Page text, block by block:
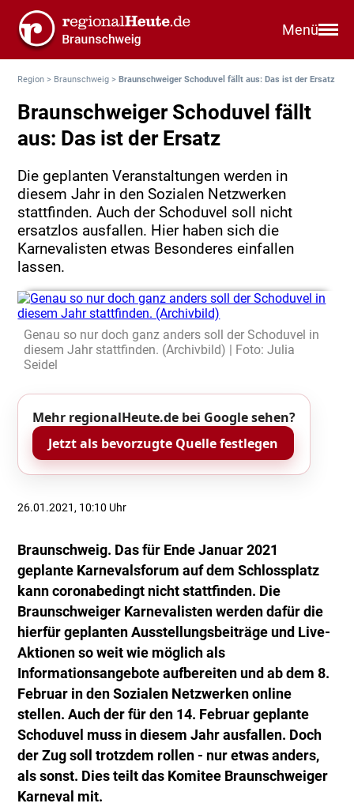
Menü
Region > Braunschweig >Braunschweiger Schoduvel fällt aus: Das ist der Ersatz
Braunschweiger Schoduvel fällt
aus: Das ist der Ersatz
Die geplanten Veranstaltungen werden in
diesem Jahr in den Sozialen Netzwerken
stattfinden. Auch der Schoduvel soll nicht
ersatzlos ausfallen. Hier haben sich die
Karnevalisten etwas Besonderes einfallen
lassen.
Genau so nur doch ganz anders soll der Schoduvel in
diesem Jahr stattfinden. (Archivbild) | Foto: Julia
Seidel
Mehr regionalHeute.de bei Google sehen?
Jetzt als bevorzugte Quelle festlegen
26.01.2021, 10:10 Uhr
Braunschweig. Das für Ende Januar 2021
geplante Karnevalsforum auf dem Schlossplatz
kann coronabedingt nicht stattfinden. Die
Braunschweiger Karnevalisten werden dafür die
hierfür geplanten Ausstellungsbeiträge und Live-
Aktionen so weit wie möglich als
Informationsangebote aufbereiten und ab dem 8.
Februar in den Sozialen Netzwerken online
stellen. Auch der für den 14. Februar geplante
Schoduvel muss in diesem Jahr ausfallen. Doch
der Zug soll trotzdem rollen - nur etwas anders,
als sonst. Dies teilt das Komitee Braunschweiger
Karneval mit.